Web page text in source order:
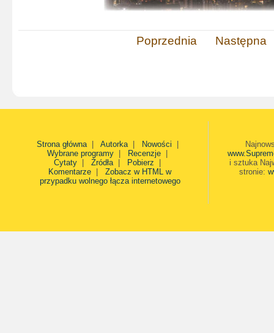
Poprzednia Następna
Strona główna| Autorka| Nowości
Wybrane programy
Recenzje
Cytaty
Źródła| Pobierz
Komentarze
Zobacz w HTML w
przypadku wolnego łącza internetowego
i sztuka
stronie: